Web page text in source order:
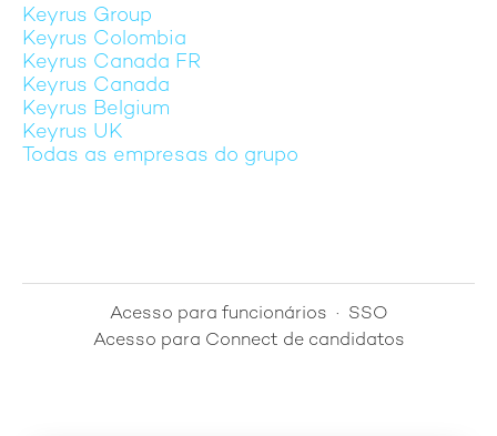
Keyrus Group
Keyrus Colombia
Keyrus Canada FR
Keyrus Canada
Keyrus Belgium
Keyrus UK
Todas as empresas do grupo
Acesso para funcionários · SSO
Acesso para Connect de candidatos